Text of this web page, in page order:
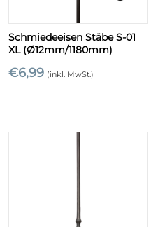
Schmiedeeisen Stäbe S-01
XL (Ø12mm/1180mm)
€6,99 (inkl. MwSt.)